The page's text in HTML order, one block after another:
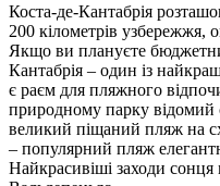
Коста-де-Кантабрія
200 кілометрів узбережжя,
Якщо ви плануєте
Кантабрія – один із
є раєм для пляжного
природному парку
великий піщаний пляж на
– популярний пляж
Найкрасивіші заходи